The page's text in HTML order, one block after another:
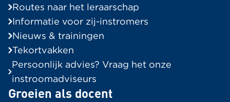
Routes naar het leraarschap
Informatie voor zij-instromers
Nieuws & trainingen
Tekortvakken
Persoonlijk advies? Vraag het onze
instroomadviseurs
Groeien als docent